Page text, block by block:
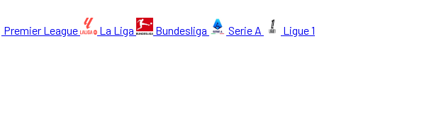
Premier League La Liga Bundesliga Serie A
Ligue 1